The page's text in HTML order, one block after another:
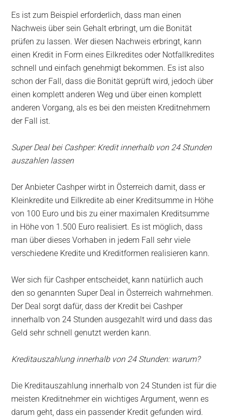
Es ist zum Beispiel erforderlich, dass man einen
Nachweis über sein Gehalt erbringt, um die Bonität
prüfen zu lassen. Wer diesen Nachweis erbringt, kann
einen Kredit in Form eines Eilkredites oder Notfallkredites
schnell und einfach genehmigt bekommen. Es ist also
schon der Fall, dass die Bonität geprüft wird, jedoch über
einen komplett anderen Weg und über einen komplett
anderen Vorgang, als es bei den meisten Kreditnehmern
der Fall ist.
Super Deal bei Cashper: Kredit innerhalb von 24 Stunden
auszahlen lassen
Der Anbieter Cashper wirbt in Österreich damit, dass er
Kleinkredite und Eilkredite ab einer Kreditsumme in Höhe
von 100 Euro und bis zu einer maximalen Kreditsumme
in Höhe von 1.500 Euro realisiert. Es ist möglich, dass
man über dieses Vorhaben in jedem Fall sehr viele
verschiedene Kredite und Kreditformen realisieren kann.
Wer sich für Cashper entscheidet, kann natürlich auch
den so genannten Super Deal in Österreich wahrnehmen.
Der Deal sorgt dafür, dass der Kredit bei Cashper
innerhalb von 24 Stunden ausgezahlt wird und dass das
Geld sehr schnell genutzt werden kann.
Kreditauszahlung innerhalb von 24 Stunden: warum?
Die Kreditauszahlung innerhalb von 24 Stunden ist für die
meisten Kreditnehmer ein wichtiges Argument, wenn es
darum geht, dass ein passender Kredit gefunden wird.